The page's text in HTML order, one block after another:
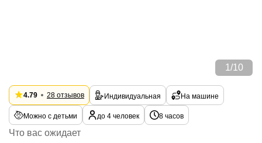
1 /10
4.79 28 отзывов Индивидуальная На машине
Можно с детьми до 4 человек 8 часов
Что вас ожидает